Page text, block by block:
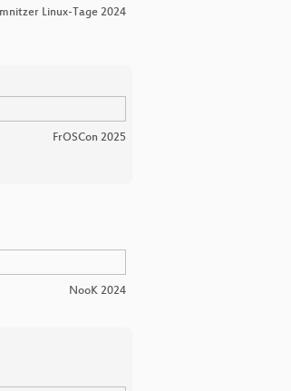
Linux-Tage 2024
FrOSCon 2025
NooK 2024